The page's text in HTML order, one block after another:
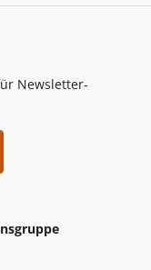
Newsletter-